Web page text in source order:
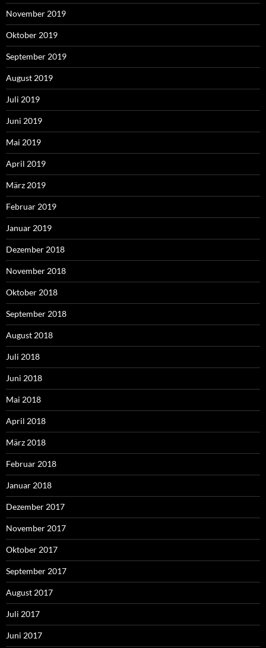
November 2019
Oktober 2019
September 2019
August 2019
Juli 2019
Juni 2019
Mai 2019
April 2019
März 2019
Februar 2019
Januar 2019
Dezember 2018
November 2018
Oktober 2018
September 2018
August 2018
Juli 2018
Juni 2018
Mai 2018
April 2018
März 2018
Februar 2018
Januar 2018
Dezember 2017
November 2017
Oktober 2017
September 2017
August 2017
Juli 2017
Juni 2017